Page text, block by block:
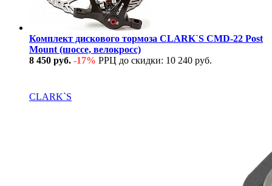
Комплект дискового тормоза CLARK`S CMD-22 Post
Mount (шоссе, велокросс)
8 450 руб. -17% РРЦ до скидки: 10 240 руб.
CLARK`S